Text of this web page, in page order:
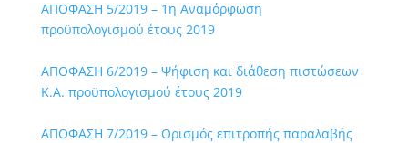
ΑΠΟΦΑΣΗ 5/2019 – 1η Αναμόρφωση
προϋπολογισμού έτους 2019
ΑΠΟΦΑΣΗ 6/2019 – Ψήφιση και διάθεση πιστώσεων
Κ.Α. προϋπολογισμού έτους 2019
ΑΠΟΦΑΣΗ 7/2019 – Ορισμός επιτροπής παραλαβής